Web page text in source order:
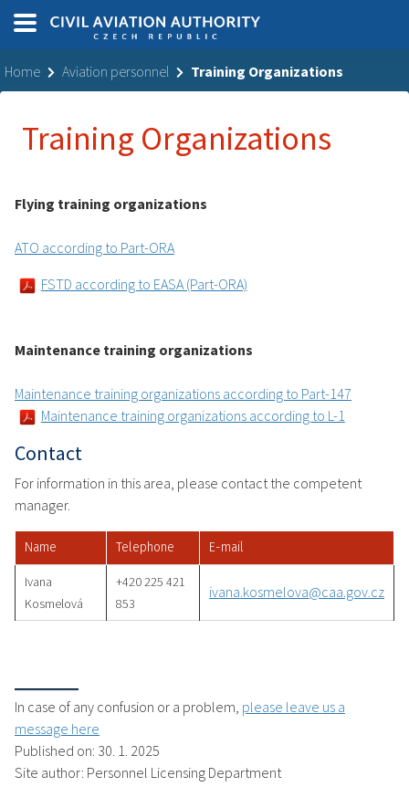
Home Aviation personnel Training Organizations
Training Organizations
Flying training organizations
ATO according to Part-ORA
FSTD according to EASA (Part-ORA)
Maintenance training organizations
Maintenance training organizations according to Part-147
Maintenance training organizations according to L-1
Contact
For information in this area, please contact the competent
manager.
Name Telephone E-mail
Ivana
Kosmelová
+420 225 421
853
ivana.kosmelova@caa.gov.cz
In case of any confusion or a problem, please leave us a
message here
Published on: 30. 1. 2025
Site author: Personnel Licensing Department